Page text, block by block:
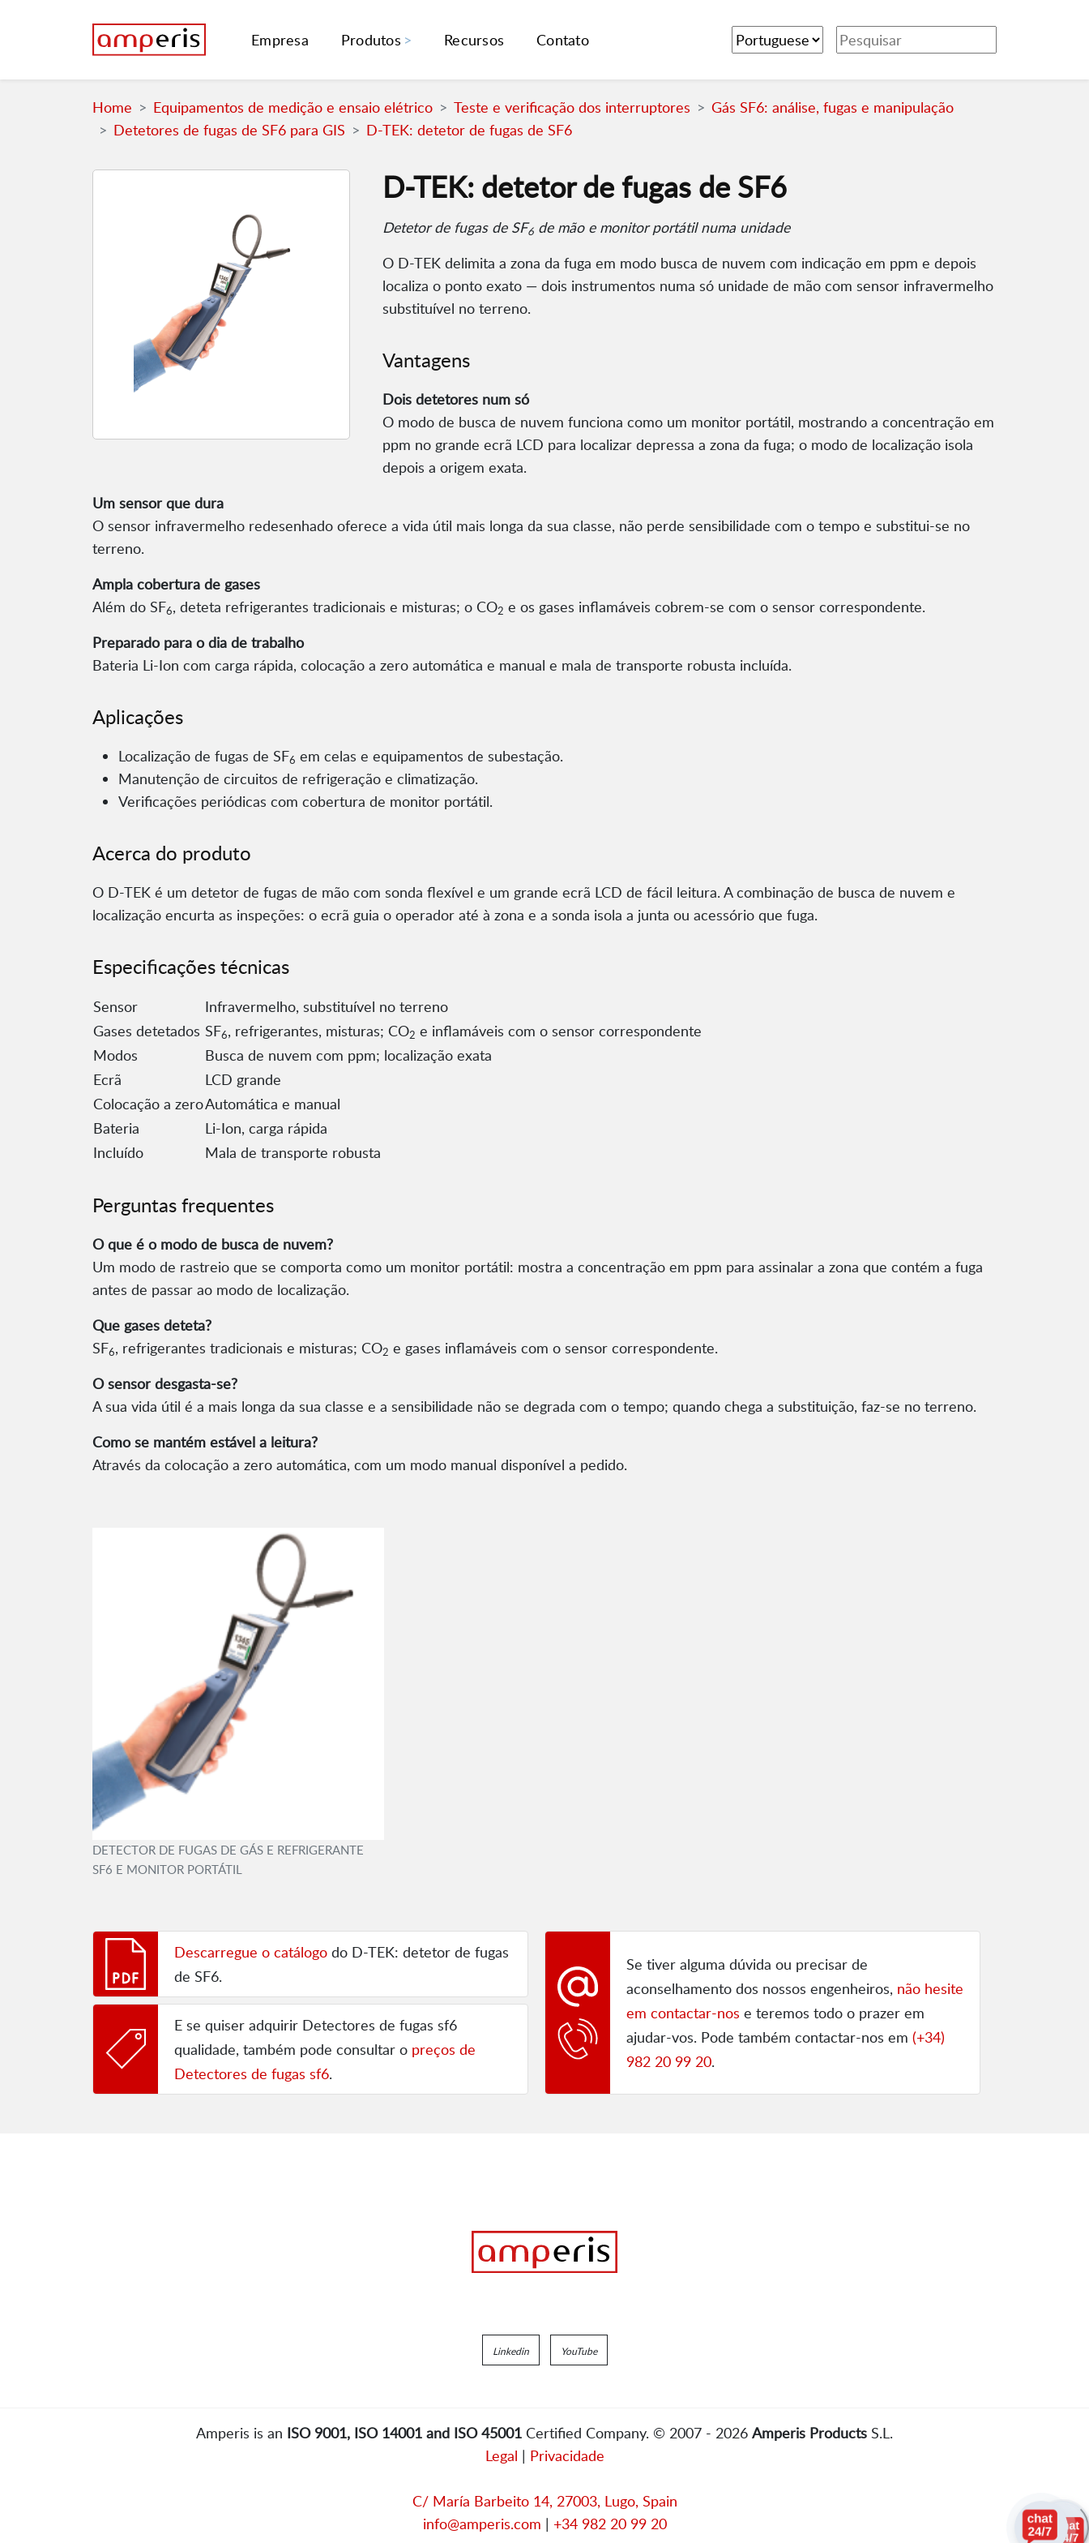
Empresa Produtos Recursos Contato
Home Equipamentos de medição e ensaio elétrico Teste e verificação dos interruptores
Gás SF6: análise, fugas e manipulação
Detetores de fugas de SF6 para GIS
D-TEK: detetor de fugas de SF6
D-TEK: detetor de fugas de SF6
Detetor de fugas de SF6 de mão e monitor portátil numa unidade
O D-TEK delimita a zona da fuga em modo busca de nuvem com indicação em ppm e depois
localiza o ponto exato — dois instrumentos numa só unidade de mão com sensor infravermelho
substituível no terreno.
Vantagens
Dois detetores num só
O modo de busca de nuvem funciona como um monitor portátil, mostrando a concentração em
ppm no grande ecrã LCD para localizar depressa a zona da fuga; o modo de localização isola
depois a origem exata.
Um sensor que dura
O sensor infravermelho redesenhado oferece a vida útil mais longa da sua classe, não perde sensibilidade com o tempo e substitui-se no
terreno.
Ampla cobertura de gases
Além do SF6, deteta refrigerantes tradicionais e misturas; o CO2 e os gases inflamáveis cobrem-se com o sensor correspondente.
Preparado para o dia de trabalho
Bateria Li-Ion com carga rápida, colocação a zero automática e manual e mala de transporte robusta incluída.
Aplicações
Localização de fugas de SF6 em celas e equipamentos de subestação.
Manutenção de circuitos de refrigeração e climatização.
Verificações periódicas com cobertura de monitor portátil.
Acerca do produto
O D-TEK é um detetor de fugas de mão com sonda flexível e um grande ecrã LCD de fácil leitura. A combinação de busca de nuvem e
localização encurta as inspeções: o ecrã guia o operador até à zona e a sonda isola a junta ou acessório que fuga.
Especificações técnicas
Sensor
Infravermelho, substituível no terreno
Gases detetados SF6, refrigerantes, misturas; CO2 e inflamáveis com o sensor correspondente
Modos
Busca de nuvem com ppm; localização exata
Ecrã
LCD grande
Colocação a zeroAutomática e manual
Bateria
Li-Ion, carga rápida
Incluído
Mala de transporte robusta
Perguntas frequentes
O que é o modo de busca de nuvem?
Um modo de rastreio que se comporta como um monitor portátil: mostra a concentração em ppm para assinalar a zona que contém a fuga
antes de passar ao modo de localização.
Que gases deteta?
SF6, refrigerantes tradicionais e misturas; CO2 e gases inflamáveis com o sensor correspondente.
O sensor desgasta-se?
A sua vida útil é a mais longa da sua classe e a sensibilidade não se degrada com o tempo; quando chega a substituição, faz-se no terreno.
Como se mantém estável a leitura?
Através da colocação a zero automática, com um modo manual disponível a pedido.
DETECTOR DE FUGAS DE GÁS E REFRIGERANTE
SF6 E MONITOR PORTÁTIL
Descarregue o catálogo do D-TEK: detetor de fugas
de SF6.
E se quiser adquirir Detectores de fugas sf6
qualidade, também pode consultar o preços de
Detectores de fugas sf6.
Se tiver alguma dúvida ou precisar de
aconselhamento dos nossos engenheiros, não hesite
em contactar-nos e teremos todo o prazer em
ajudar-vos. Pode também contactar-nos em (+34)
982 20 99 20.
Linkedin YouTube
Amperis is an ISO 9001, ISO 14001 and ISO 45001 Certified Company. © 2007 - 2026 Amperis Products S.L.
Legal | Privacidade
C/ María Barbeito 14, 27003, Lugo, Spain
info@amperis.com | +34 982 20 99 20